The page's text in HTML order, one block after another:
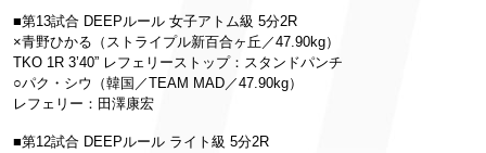
■第13試合 DEEPルール 女子アトム級 5分2R
×青野ひかる（ストライプル新百合ヶ丘／47.90kg）
TKO 1R 3’40” レフェリーストップ：スタンドパンチ
○パク・シウ（韓国／TEAM MAD／47.90kg）
レフェリー：田澤康宏
■第12試合 DEEPルール ライト級 5分2R